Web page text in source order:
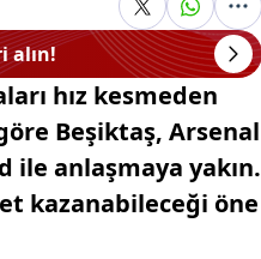
alın!
hız kesmeden
Beşiktaş, Arsenal
ile anlaşmaya yakın.
kazanabileceği öne